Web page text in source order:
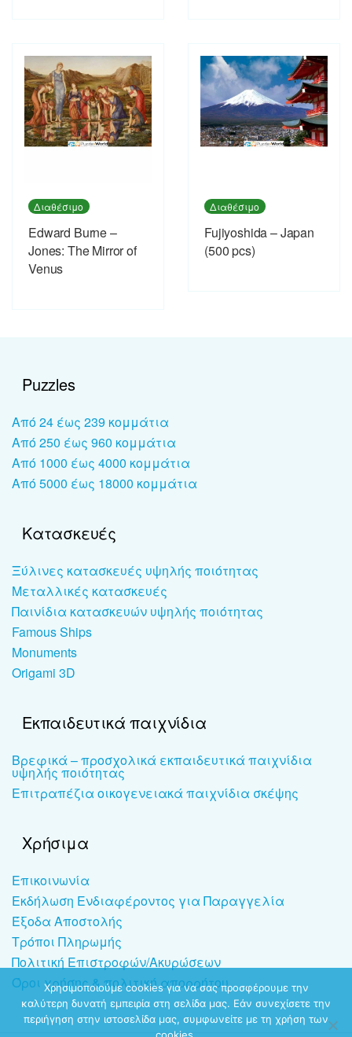
Διαθέσιμο
Edward Burne –
Jones: The Mirror of
Venus
Διαθέσιμο
Fujiyoshida – Japan
(500 pcs)
Puzzles
Από 24 έως 239 κομμάτια
Από 250 έως 960 κομμάτια
Από 1000 έως 4000 κομμάτια
Από 5000 έως 18000 κομμάτια
Κατασκευές
Ξύλινες κατασκευές υψηλής ποιότητας
Μεταλλικές κατασκευές
Παινίδια κατασκευών υψηλής ποιότητας
Famous Ships
Monuments
Origami 3D
Εκπαιδευτικά παιχνίδια
Βρεφικά – προσχολικά εκπαιδευτικά παιχνίδια
υψηλής ποιότητας
Επιτραπέζια οικογενειακά παιχνίδια σκέψης
Χρήσιμα
Επικοινωνία
Εκδήλωση Ενδιαφέροντος για Παραγγελία
Έξοδα Αποστολής
Τρόποι Πληρωμής
Πολιτική Επιστροφών/Ακυρώσεων
Όροι χρήσης & πολιτική απορρήτου
Χρησιμοποιούμε cookies για να σας προσφέρουμε την
καλύτερη δυνατή εμπειρία στη σελίδα μας. Εάν συνεχίσετε την
περιήγηση στην ιστοσελίδα μας, συμφωνείτε με τη χρήση των